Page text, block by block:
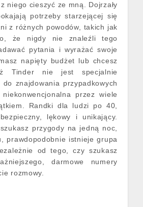
niego cieszyć ze mną. Dojrzały
potrzeby starzejącej się
z różnych powodów, takich jak
że nigdy nie znaleźli tego
pytania i wyrażać swoje
napięty budżet lub chcesz
Tinder nie jest specjalnie
znajdowania przypadkowych
przez wiele
Randki dla ludzi po 40,
lękowy i unikający.
przygody na jedną noc,
prawdopodobnie istnieje grupa
od tego, czy szukasz
darmowe numery
rozmowy.